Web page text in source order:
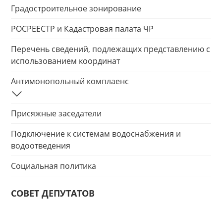
Градостроительное зонирование
РОСРЕЕСТР и Кадастровая палата ЧР
Перечень сведений, подлежащих представлению с
использованием координат
Антимонопольный комплаенс
Присяжные заседатели
Подключение к системам водоснабжения и
водоотведения
Социальная политика
СОВЕТ ДЕПУТАТОВ